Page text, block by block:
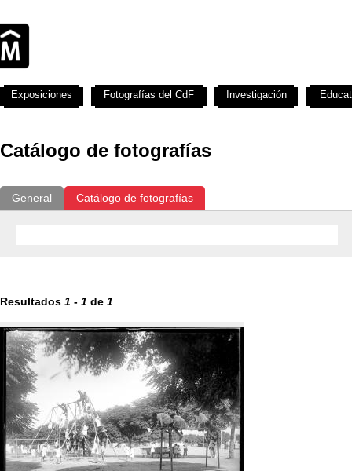
Catálogo de fotografías
General Catálogo de fotografías
Resultados 1 - 1 de 1
Exposiciones Fotografías del CdF Investigación